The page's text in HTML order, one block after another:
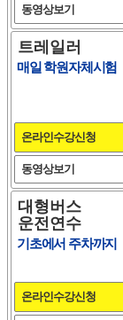
동영상보기
트레일러
매일 학원자체시험
온라인수강신청
동영상보기
대형버스
운전연수
기초에서 주차까지
온라인수강신청